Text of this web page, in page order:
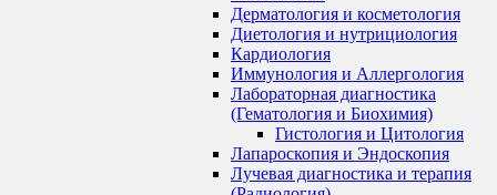
Дерматология и косметология
Диетология и нутрициология
Кардиология
Иммунология и Аллергология
Лабораторная диагностика
(Гематология и Биохимия)
Гистология и Цитология
Лапароскопия и Эндоскопия
Лучевая диагностика и терапия